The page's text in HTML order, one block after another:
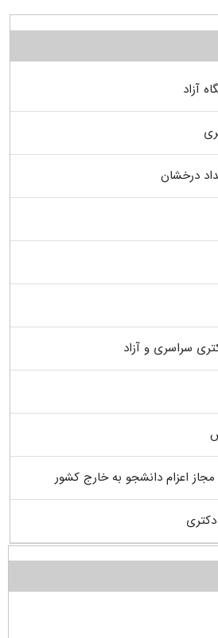
آزاد
درخشان
سراسری و آزاد
اعزام دانشجو به خارج کشور